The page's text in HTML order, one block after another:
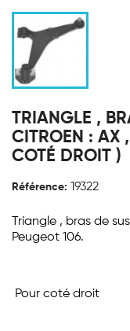
TRIANGLE ,
CITROEN : AX
COTÉ DROIT )
Référence: 19322
Triangle , bras de
Peugeot 106.
Pour coté droit